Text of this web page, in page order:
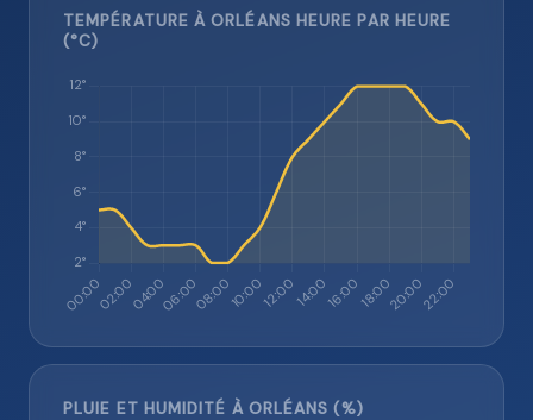
TEMPÉRATURE À ORLÉANS HEURE PAR HEURE
(°C)
PLUIE ET HUMIDITÉ À ORLÉANS (%)